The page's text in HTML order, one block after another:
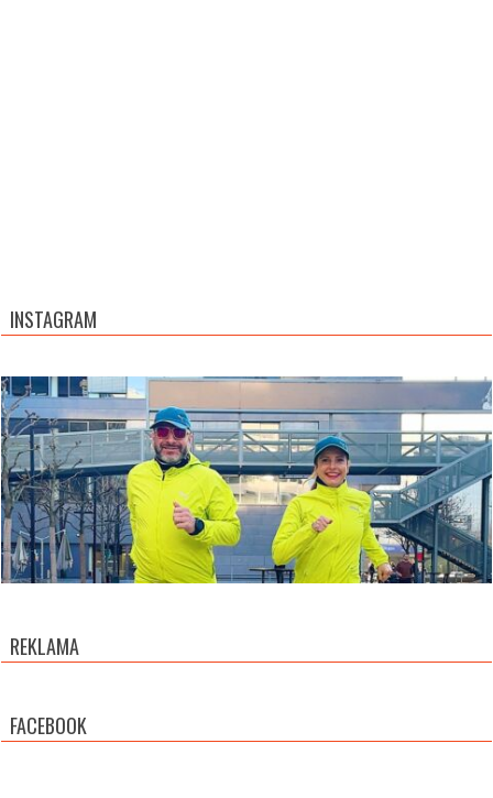
INSTAGRAM
REKLAMA
FACEBOOK